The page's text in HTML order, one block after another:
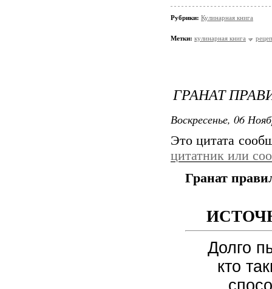
Рубрики: Кулинарная книга
Метки: кулинарная книга
ГРАНАТ
Воскресенье, 06
Это цитата
цитатник или
Гранат
Долго
кто